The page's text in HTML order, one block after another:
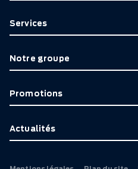
Services
Notre groupe
Promotions
Actualités